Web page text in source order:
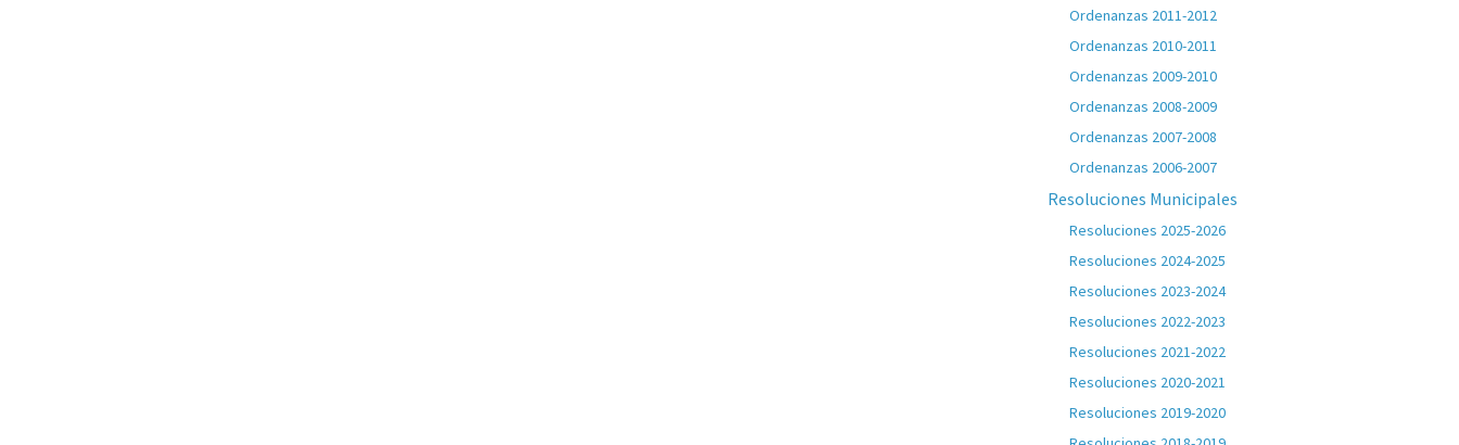
Ordenanzas 2011-2012
Ordenanzas 2010-2011
Ordenanzas 2009-2010
Ordenanzas 2008-2009
Ordenanzas 2007-2008
Ordenanzas 2006-2007
Resoluciones Municipales
Resoluciones 2025-2026
Resoluciones 2024-2025
Resoluciones 2023-2024
Resoluciones 2022-2023
Resoluciones 2021-2022
Resoluciones 2020-2021
Resoluciones 2019-2020